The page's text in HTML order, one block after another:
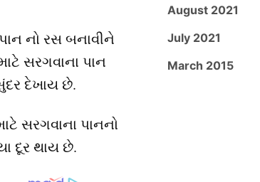
નો રસ બનાવીને
સરગવાના પાન
દેખાય છે.
સરગવાના પાનનો
દૂર થાય છે.
August 2021
July 2021
March 2015